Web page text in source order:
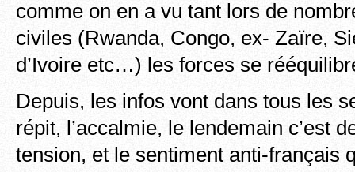
comme on en a vu tant lors de
civiles (Rwanda, Congo, ex- Zaïre,
d’Ivoire etc…) les forces se
Depuis, les infos vont dans tous les
répit, l’accalmie, le lendemain c’est
tension, et le sentiment anti-français